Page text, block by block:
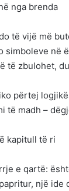
nga brenda
të vijë më
simboleve në
të zbulohet,
përtej
të madh –
kapitull të ri
e qartë:
një ide